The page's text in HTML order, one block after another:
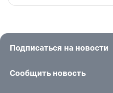
Подписаться на новости
Сообщить новость